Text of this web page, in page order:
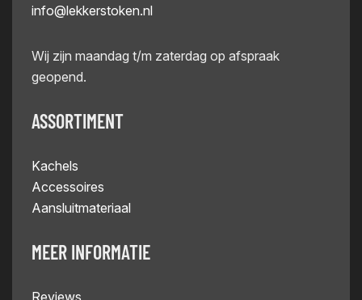
info@lekkerstoken.nl
Wij zijn maandag t/m zaterdag op afspraak
geopend.
ASSORTIMENT
Kachels
Accessoires
Aansluitmateriaal
MEER INFORMATIE